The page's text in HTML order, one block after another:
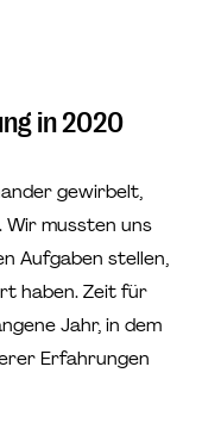
in 2020
gewirbelt,
Wir mussten uns
Aufgaben stellen,
haben. Zeit für
Jahr, in dem
Erfahrungen